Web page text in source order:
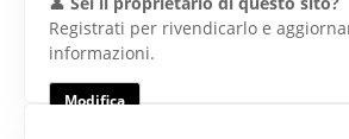
Registrati per rivendicarlo e
informazioni.
Modifica